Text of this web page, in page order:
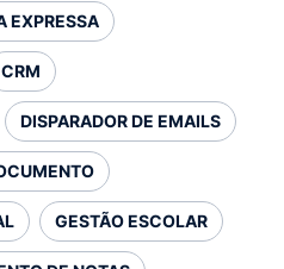
EXPRESSA
CRM
DISPARADOR DE EMAILS
GESTÃO ESCOLAR